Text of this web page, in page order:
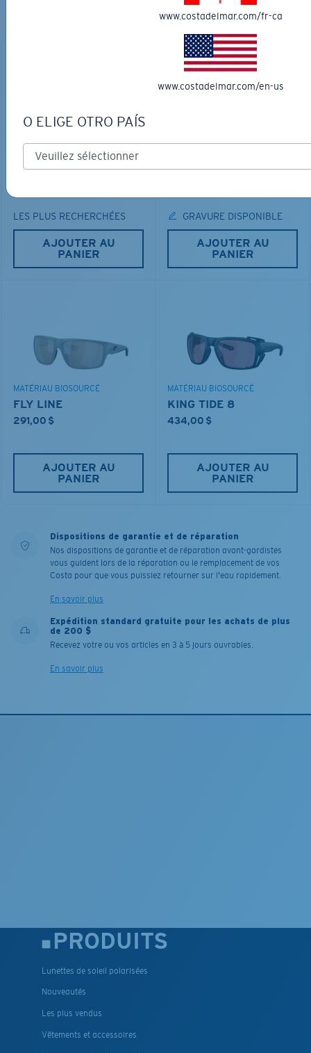
Découvrez des lunettes conçues pour chaque aventure
MATÉRIAU BIOSOURCÉ
BRINE II
LES PLUS RECHERCHÉES
AJOUTER AU
PANIER
GRAVURE DISPONIBLE
AJOUTER AU
PANIER
MATÉRIAU BIOSOURCÉ
FLY LINE
291,00 $
AJOUTER AU
PANIER
MATÉRIAU BIOSOURCÉ
KING TIDE 8
434,00 $
AJOUTER AU
PANIER
Dispositions de garantie et de réparation
Nos dispositions de garantie et de réparation avant-gardistes
vous guident lors de la réparation ou le remplacement de vos
Costa pour que vous puissiez retourner sur l'eau rapidement.
En savoir plus
Expédition standard gratuite pour les achats de plus
de 200 $
Recevez votre ou vos articles en 3 à 5 jours ouvrables.
En savoir plus
PRODUITS
Lunettes de soleil polarisées
Nouveautés
Les plus vendus
Vêtements et accessoires
www.costadelmar.com/fr-ca
www.costadelmar.com/en-us
O ELIGE OTRO PAÍS